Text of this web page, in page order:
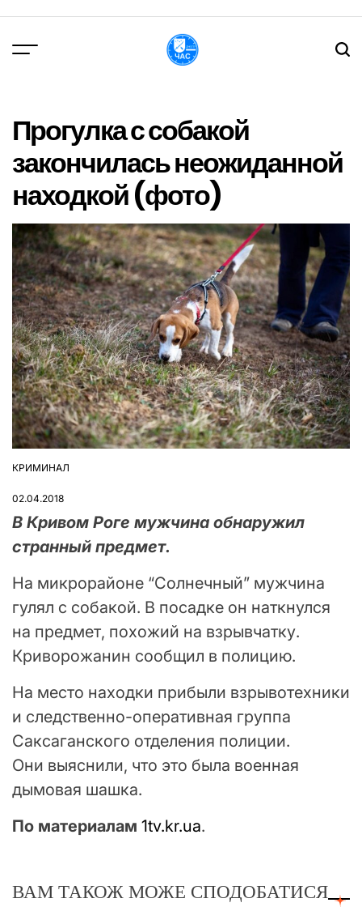
вмісту
Прогулка с собакой
закончилась неожиданной
находкой (фото)
ОПУБЛІКУВАТИ
КРИМИНАЛ
02.04.2018
В Кривом Роге мужчина обнаружил
странный предмет.
На микрорайоне “Солнечный” мужчина
гулял с собакой. В посадке он наткнулся
на предмет, похожий на взрывчатку.
Криворожанин сообщил в полицию.
На место находки прибыли взрывотехники
и следственно-оперативная группа
Саксаганского отделения полиции.
Они выяснили, что это была военная
дымовая шашка.
По материалам 1tv.kr.ua.
ВАМ ТАКОЖ МОЖЕ СПОДОБАТИСЯ